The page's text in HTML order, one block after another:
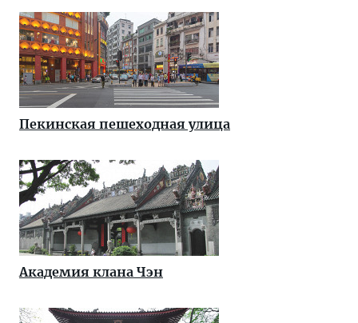
Пекинская пешеходная улица
Академия клана Чэн